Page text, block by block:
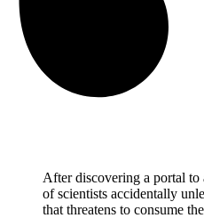
After discovering a portal to
of scientists accidentally
that threatens to consume